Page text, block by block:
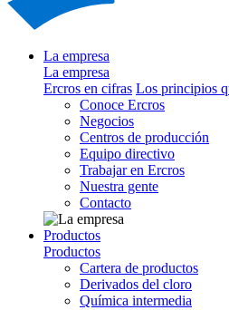
La empresa
La empresa
Ercros en cifras Los principios
Conoce Ercros
Negocios
Centros de producción
Equipo directivo
Trabajar en Ercros
Nuestra gente
Contacto
Productos
Productos
Cartera de productos
Derivados del cloro
Química intermedia